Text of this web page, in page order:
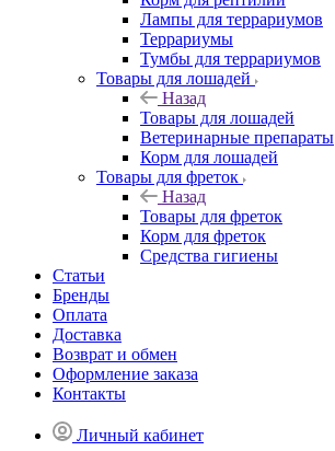
Лампы для террариумов
Террариумы
Тумбы для террариумов
Товары для лошадей
Назад
Товары для лошадей
Ветеринарные препараты
Корм для лошадей
Товары для фреток
Назад
Товары для фреток
Корм для фреток
Средства гигиены
Статьи
Бренды
Оплата
Доставка
Возврат и обмен
Оформление заказа
Контакты
Личный кабинет